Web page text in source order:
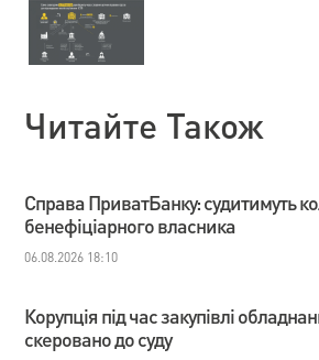
Читайте Також
Справа ПриватБанку: судитимуть
бенефіціарного власника
06.08.2026 18:10
Корупція під час закупівлі
скеровано до суду